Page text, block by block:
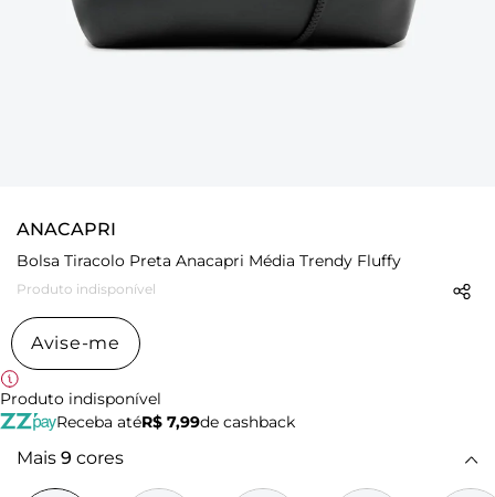
ANACAPRI
Bolsa Tiracolo Preta Anacapri Média Trendy Fluffy
Produto indisponível
Avise-me
Produto indisponível
Receba atéR$ 7,99de cashback
Mais 9 cores